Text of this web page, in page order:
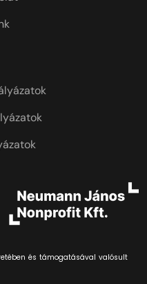
és támogatásával valósult